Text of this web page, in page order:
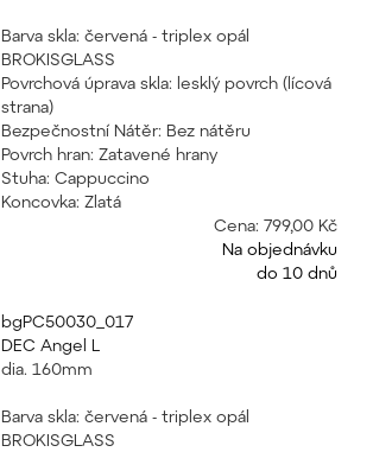
Barva skla: červená - triplex opál
BROKISGLASS
Povrchová úprava skla: lesklý povrch (lícová
strana)
Bezpečnostní Nátěr: Bez nátěru
Povrch hran: Zatavené hrany
Stuha: Cappuccino
Koncovka: Zlatá
Cena: 799,00 Kč
Na objednávku
do 10 dnů
bgPC50030_017
DEC Angel L
dia. 160mm
Barva skla: červená - triplex opál
BROKISGLASS